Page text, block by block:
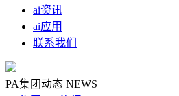
ai资讯
ai应用
联系我们
PA集团动态 NEWS